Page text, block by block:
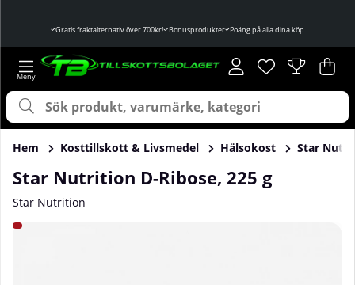
Gratis fraktalternativ över 700kr! Bonusprodukter Poäng på alla dina köp
Önskelista
Antal i
. .
Hem Kosttillskott & Livsmedel Hälsokost Star
Star Nutrition D-Ribose, 225 g
Star Nutrition
Produktbilder Star Nutrition D-Ribose, 225 g